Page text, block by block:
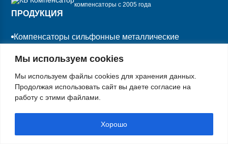
Мы используем cookies
Мы используем файлы cookies для хранения данных.
Продолжая использовать сайт вы даете согласие на
работу с этими файлами.
Хорошо
компенсаторы с 2005 года
ПРОДУКЦИЯ
Компенсаторы сильфонные металлические
Сильфонные компенсирующие устройства
Компенсаторы резиновые антивибрационные
фланцевые